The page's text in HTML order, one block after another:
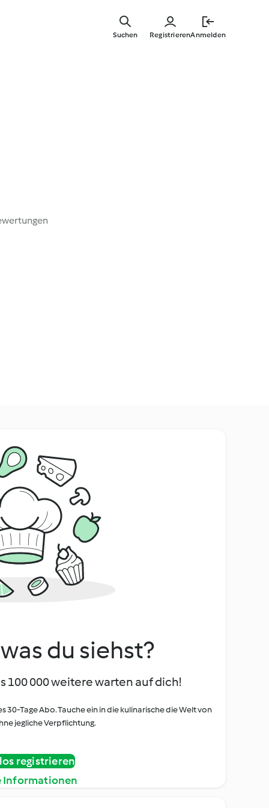
springen
RegistrierenAnmelden
Suchen
du siehst?
100 000 weitere warten auf dich!
Tage Abo. Tauche ein in die kulinarische die Welt von
jegliche Verpflichtung.
registrieren
Informationen